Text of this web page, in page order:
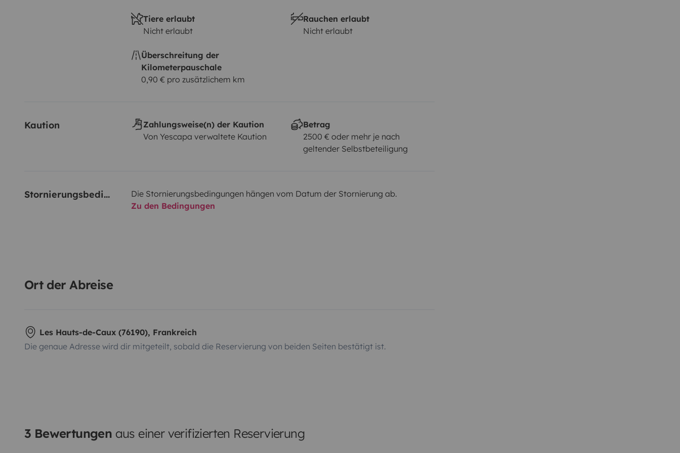
Tiere erlaubt
Nicht erlaubt
Rauchen erlaubt
Nicht erlaubt
Überschreitung der
Kilometerpauschale
0,90 € pro zusätzlichem km
Kaution
Zahlungsweise(n) der Kaution
Von Yescapa verwaltete Kaution
Betrag
2500 € oder mehr je nach
geltender Selbstbeteiligung
Stornierungsbedingungen
Die Stornierungsbedingungen hängen vom Datum der Stornierung ab.
Zu den Bedingungen
Ort der Abreise
Les Hauts-de-Caux (76190), Frankreich
Die genaue Adresse wird dir mitgeteilt, sobald die Reservierung von beiden Seiten bestätigt ist.
3 Bewertungen aus einer verifizierten Reservierung